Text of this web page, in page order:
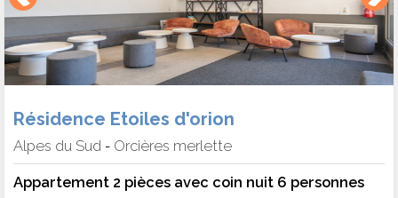
Résidence Etoiles d'orion
Alpes du Sud - Orcières merlette
Appartement 2 pièces avec coin nuit 6 personnes